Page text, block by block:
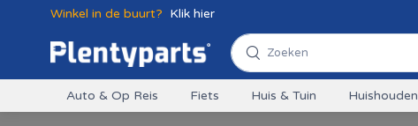
Winkel in de buurt? Klik hier
Auto & Op Reis Fiets Huis & Tuin Huishouden